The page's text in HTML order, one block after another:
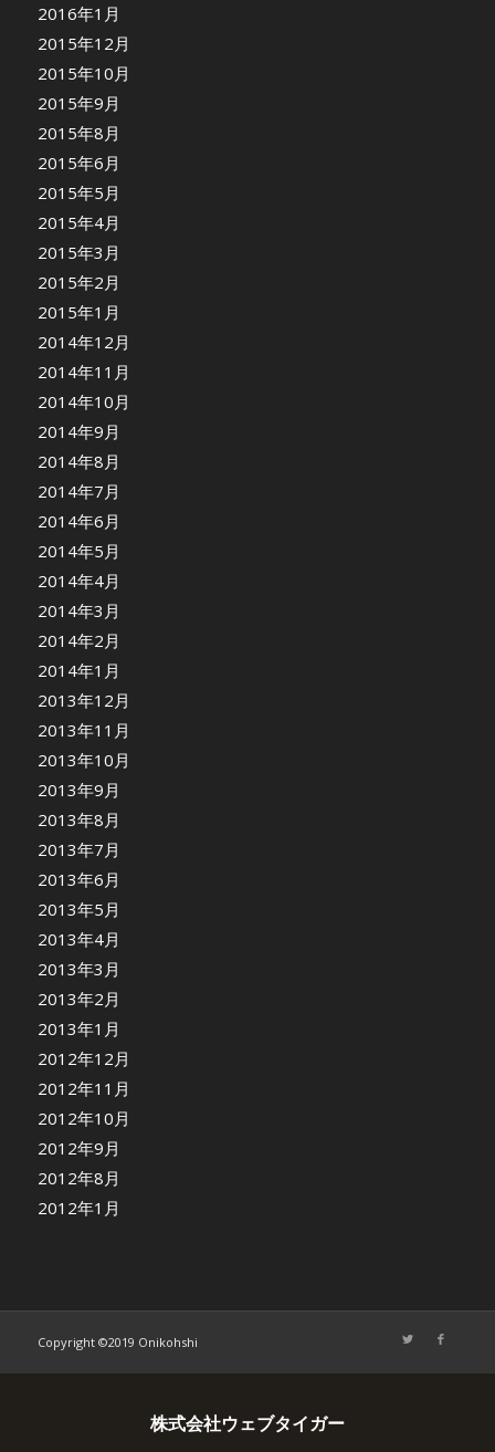
2016年1月
2015年12月
2015年10月
2015年9月
2015年8月
2015年6月
2015年5月
2015年4月
2015年3月
2015年2月
2015年1月
2014年12月
2014年11月
2014年10月
2014年9月
2014年8月
2014年7月
2014年6月
2014年5月
2014年4月
2014年3月
2014年2月
2014年1月
2013年12月
2013年11月
2013年10月
2013年9月
2013年8月
2013年7月
2013年6月
2013年5月
2013年4月
2013年3月
2013年2月
2013年1月
2012年12月
2012年11月
2012年10月
2012年9月
2012年8月
2012年1月
Copyright ©2019 Onikohshi
株式会社ウェブタイガー